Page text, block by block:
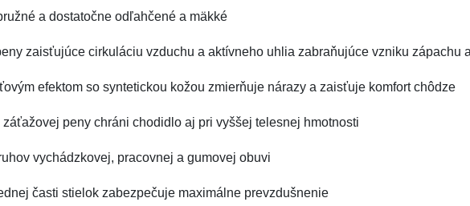
a dostatočne odľahčené a mäkké
zaisťujúce cirkuláciu vzduchu a aktívneho uhlia zabraňujúce vzniku zápachu
efektom so syntetickou kožou zmierňuje nárazy a zaisťuje komfort chôdze
záťažovej peny chráni chodidlo aj pri vyššej telesnej hmotnosti
vychádzkovej, pracovnej a gumovej obuvi
časti stielok zabezpečuje maximálne prevzdušnenie